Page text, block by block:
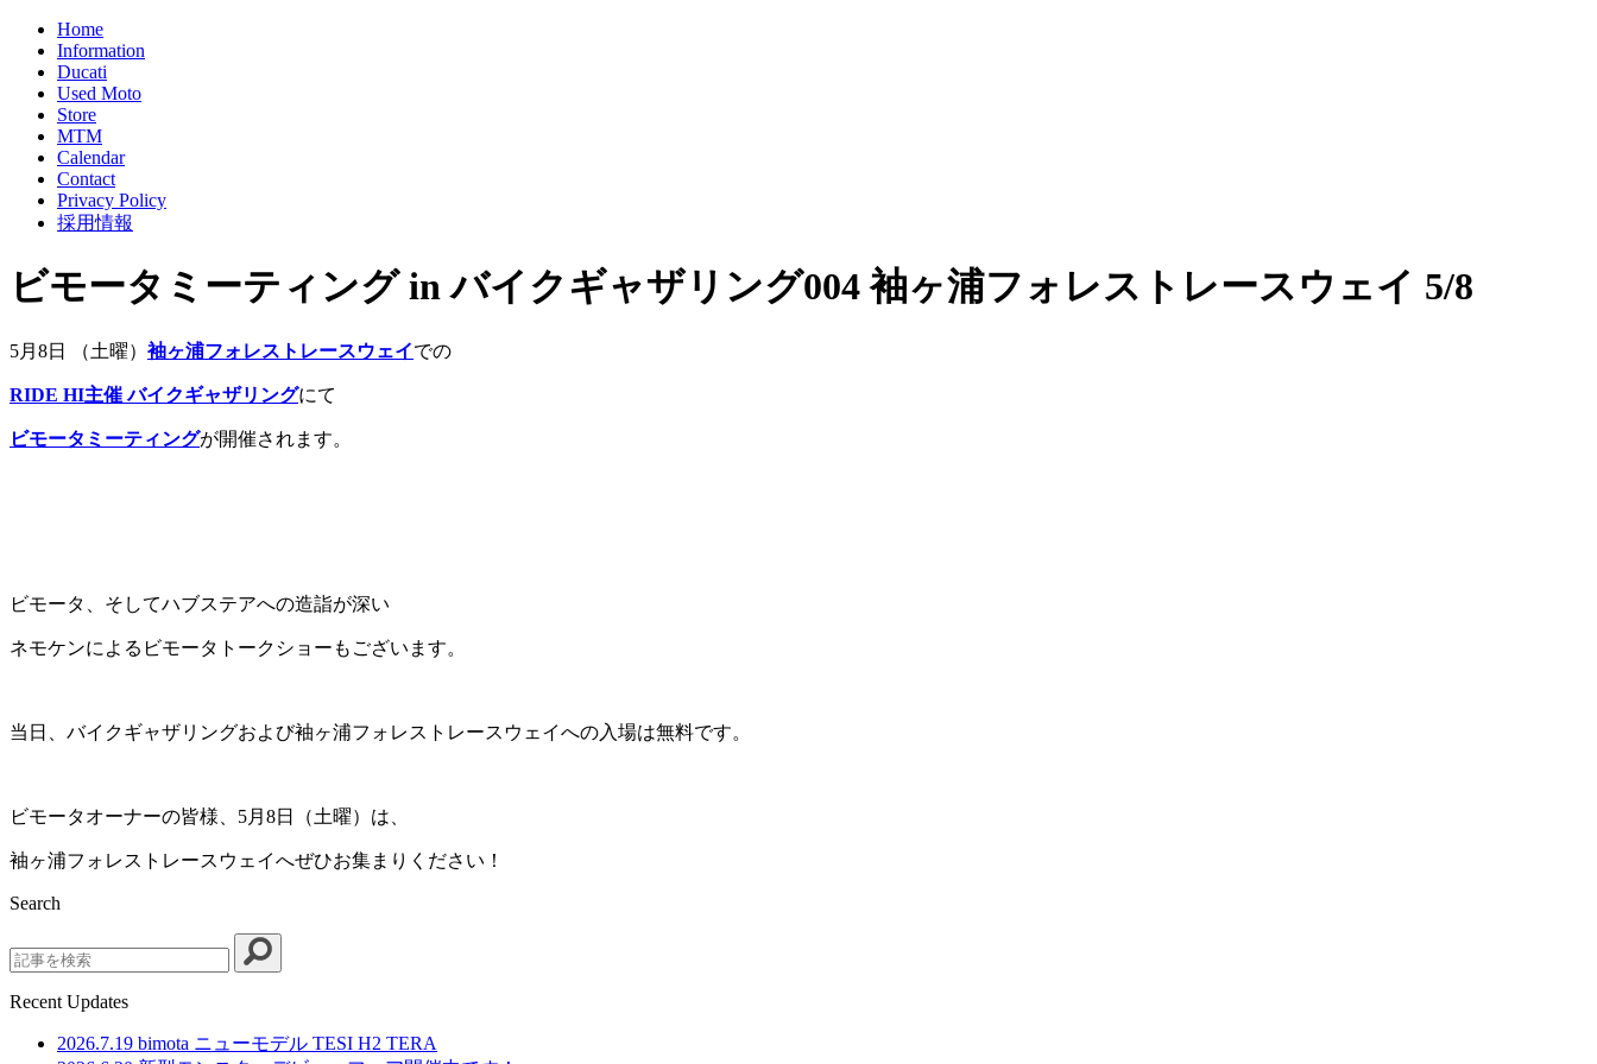
Home
Information
Ducati
Used Moto
Store
MTM
Calendar
Contact
Privacy Policy
採用情報
ビモータミーティング in バイクギャザリング004 袖ヶ浦フォレストレースウェイ 5/8
5月8日 （土曜） 袖ヶ浦フォレストレースウェイでの
RIDE HI主催 バイクギャザリングにて
ビモータミーティングが開催されます。
ビモータ、そしてハブステアへの造詣が深い
ネモケンによるビモータトークショーもございます。
当日、バイクギャザリングおよび袖ヶ浦フォレストレースウェイへの入場は無料です。
ビモータオーナーの皆様、5月8日（土曜）は、
袖ヶ浦フォレストレースウェイへぜひお集まりください！
Search
Recent Updates
2026.7.19 bimota ニューモデル TESI H2 TERA